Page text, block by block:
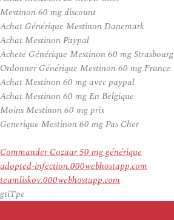
Mestinon 60 mg discount
Achat Générique Mestinon Danemark
Achat Mestinon Paypal
Acheté Générique Mestinon 60 mg Strasbourg
Ordonner Générique Mestinon 60 mg France
Achat Mestinon 60 mg avec paypal
Achat Mestinon 60 mg En Belgique
Moins Mestinon 60 mg prix
Generique Mestinon 60 mg Pas Cher
Commander Cozaar 50 mg générique
adopted-infection.000webhostapp.com
teamliskov.000webhostapp.com
gtiTpe